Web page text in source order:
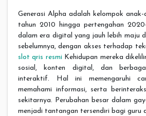
Generasi Alpha adalah kelompok
tahun 2010 hingga pertengahan
dalam era digital yang jauh lebih maju
sebelumnya, dengan akses terhadap
slot qris resmi Kehidupan mereka
sosial, konten digital, dan
interaktif. Hal ini memengaruhi
memahami informasi, serta
sekitarnya. Perubahan besar dalam
menjadi tantangan tersendiri bagi guru